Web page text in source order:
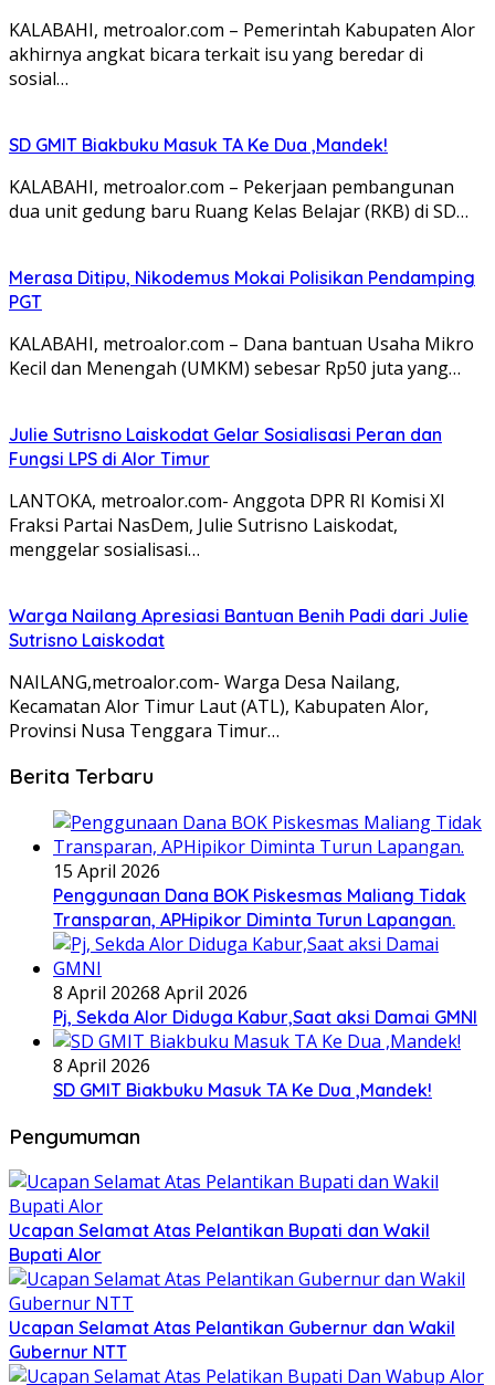
KALABAHI, metroalor.com – Pemerintah Kabupaten Alor
akhirnya angkat bicara terkait isu yang beredar di
sosial…
SD GMIT Biakbuku Masuk TA Ke Dua ,Mandek!
KALABAHI, metroalor.com – Pekerjaan pembangunan
dua unit gedung baru Ruang Kelas Belajar (RKB) di SD…
Merasa Ditipu, Nikodemus Mokai Polisikan Pendamping
PGT
KALABAHI, metroalor.com – Dana bantuan Usaha Mikro
Kecil dan Menengah (UMKM) sebesar Rp50 juta yang…
Julie Sutrisno Laiskodat Gelar Sosialisasi Peran dan
Fungsi LPS di Alor Timur
LANTOKA, metroalor.com- Anggota DPR RI Komisi XI
Fraksi Partai NasDem, Julie Sutrisno Laiskodat,
menggelar sosialisasi…
Warga Nailang Apresiasi Bantuan Benih Padi dari Julie
Sutrisno Laiskodat
NAILANG,metroalor.com- Warga Desa Nailang,
Kecamatan Alor Timur Laut (ATL), Kabupaten Alor,
Provinsi Nusa Tenggara Timur…
Berita Terbaru
15 April 2026
Penggunaan Dana BOK Piskesmas Maliang Tidak
Transparan, APHipikor Diminta Turun Lapangan.
8 April 20268 April 2026
Pj, Sekda Alor Diduga Kabur,Saat aksi Damai GMNI
8 April 2026
SD GMIT Biakbuku Masuk TA Ke Dua ,Mandek!
Pengumuman
Ucapan Selamat Atas Pelantikan Bupati dan Wakil
Bupati Alor
Ucapan Selamat Atas Pelantikan Gubernur dan Wakil
Gubernur NTT